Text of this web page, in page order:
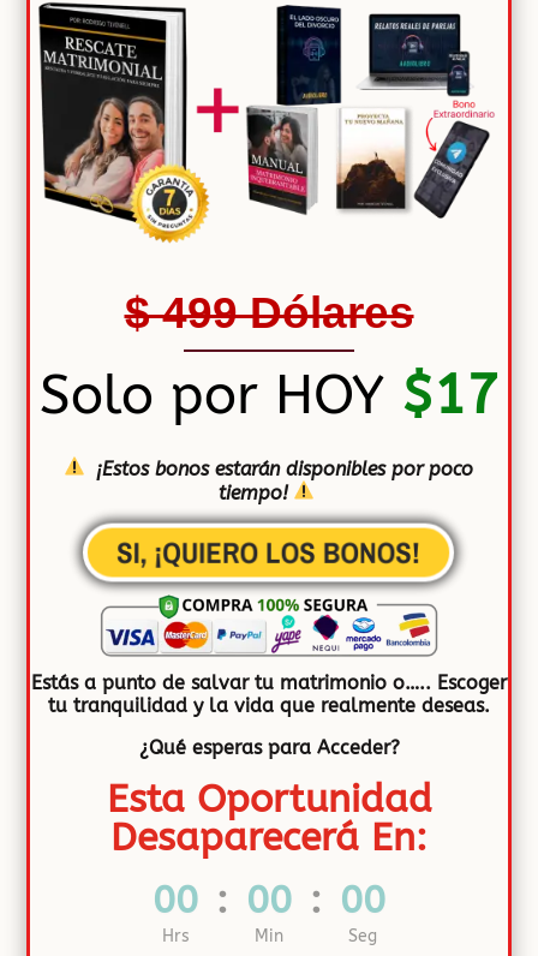
$ 499 Dólares
Solo por HOY $17
¡Estos bonos estarán disponibles por poco
tiempo!
SI, ¡QUIERO LOS BONOS!
Estás a punto de salvar tu matrimonio o….. Escoger
tu tranquilidad y la vida que realmente deseas.
¿Qué esperas para Acceder?
Esta Oportunidad
Desaparecerá En:
00
Hrs
: 00
Min
: 00
Seg